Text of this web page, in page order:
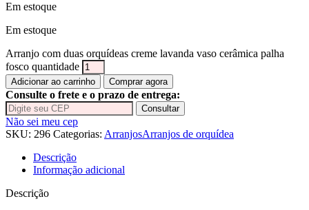
Em estoque
Em estoque
Arranjo com duas orquídeas creme lavanda vaso cerâmica palha
fosco quantidade
Adicionar ao carrinho Comprar agora
Consulte o frete e o prazo de entrega:
Consultar
Não sei meu cep
SKU: 296 Categorias: ArranjosArranjos de orquídea
Descrição
Informação adicional
Descrição